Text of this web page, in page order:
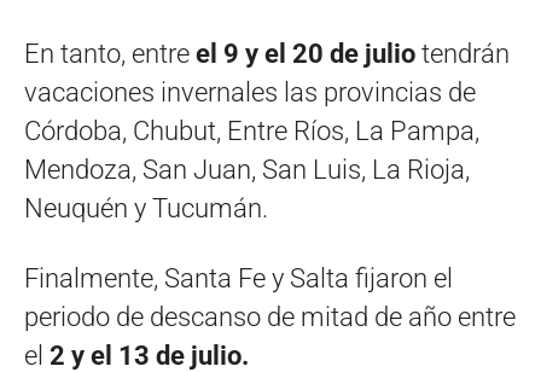
En tanto, entre el 9 y el 20 de julio tendrán
vacaciones invernales las provincias de
Córdoba, Chubut, Entre Ríos, La Pampa,
Mendoza, San Juan, San Luis, La Rioja,
Neuquén y Tucumán.
Finalmente, Santa Fe y Salta fijaron el
periodo de descanso de mitad de año entre
el 2 y el 13 de julio.